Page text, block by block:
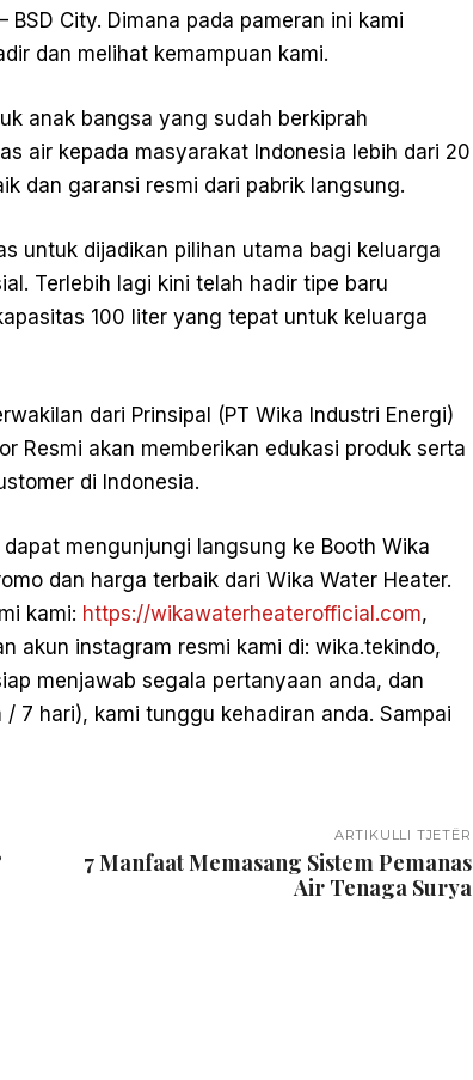
BSD City. Dimana pada pameran ini kami
dan melihat kemampuan kami.
anak bangsa yang sudah berkiprah
air kepada masyarakat Indonesia lebih dari 20
dan garansi resmi dari pabrik langsung.
untuk dijadikan pilihan utama bagi keluarga
Terlebih lagi kini telah hadir tipe baru
100 liter yang tepat untuk keluarga
dari Prinsipal (PT Wika Industri Energi)
Resmi akan memberikan edukasi produk serta
di Indonesia.
mengunjungi langsung ke Booth Wika
dan harga terbaik dari Wika Water Heater.
kami: https://wikawaterheaterofficial.com,
akun instagram resmi kami di: wika.tekindo,
menjawab segala pertanyaan anda, dan
7 hari), kami tunggu kehadiran anda. Sampai
ARTIKULLI TJETËR
7 Manfaat Memasang Sistem Pemanas
Air Tenaga Surya